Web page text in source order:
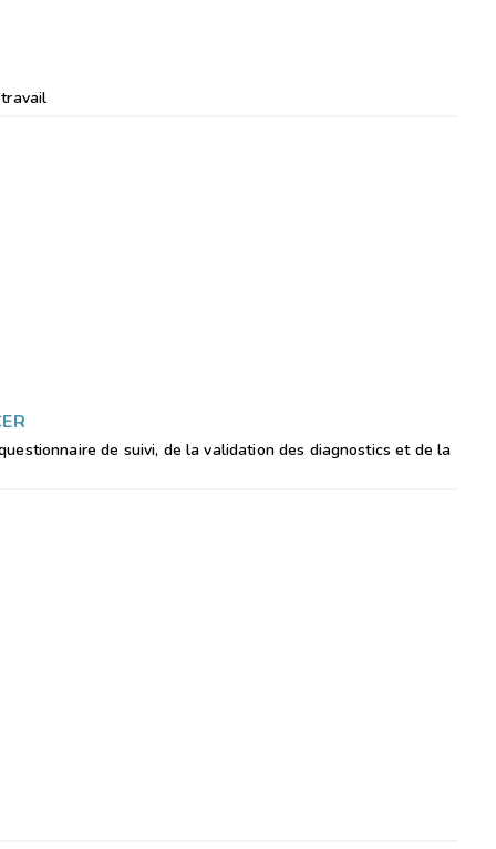
de suivi, de la validation des diagnostics et de la